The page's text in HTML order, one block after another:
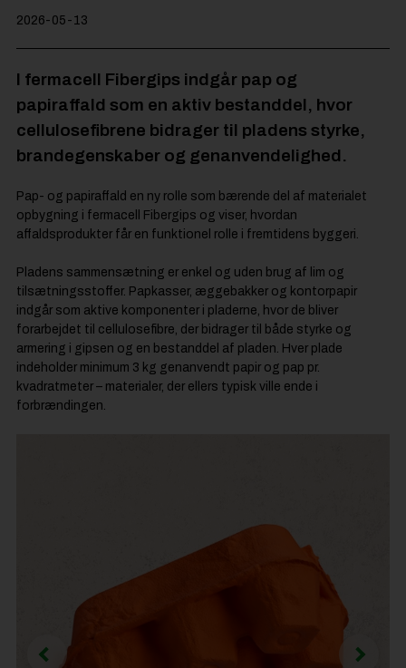
2026-05-13
I fermacell Fibergips indgår pap og
papiraffald som en aktiv bestanddel, hvor
cellulosefibrene bidrager til pladens styrke,
brandegenskaber og genanvendelighed.
Pap- og papiraffald en ny rolle som bærende del af materialet
opbygning i fermacell Fibergips og viser, hvordan
affaldsprodukter får en funktionel rolle i fremtidens byggeri.
Pladens sammensætning er enkel og uden brug af lim og
tilsætningsstoffer. Papkasser, æggebakker og kontorpapir
indgår som aktive komponenter i pladerne, hvor de bliver
forarbejdet til cellulosefibre, der bidrager til både styrke og
armering i gipsen og en bestanddel af pladen. Hver plade
indeholder minimum 3 kg genanvendt papir og pap pr.
kvadratmeter – materialer, der ellers typisk ville ende i
forbrændingen.